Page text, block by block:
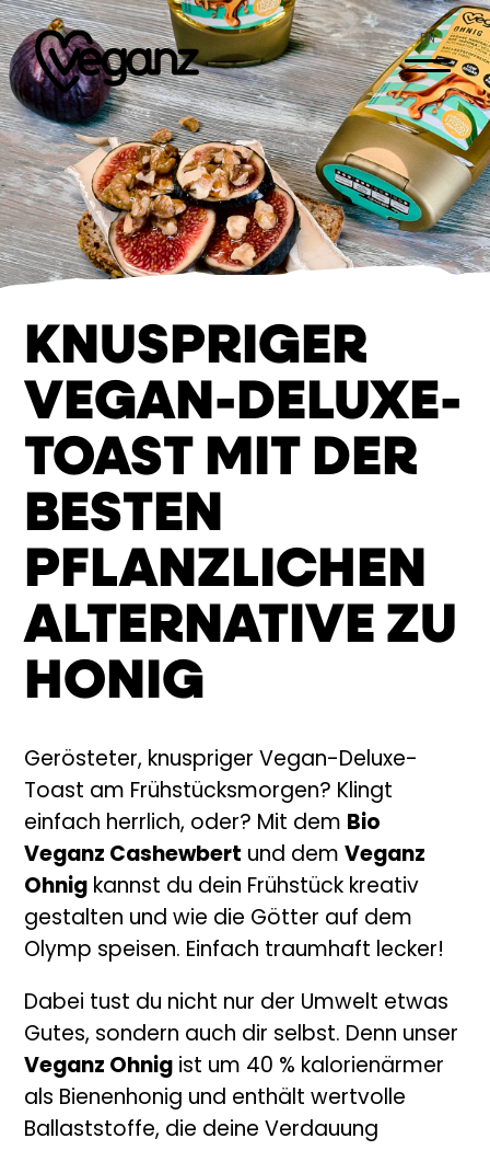
EN
KNUSPRIGER
VEGAN-DELUXE-
TOAST MIT DER
BESTEN
PFLANZLICHEN
ALTERNATIVE ZU
HONIG
Gerösteter, knuspriger Vegan-Deluxe-
Toast am Frühstücksmorgen? Klingt
einfach herrlich, oder? Mit dem Bio
Veganz Cashewbert und dem Veganz
Ohnig kannst du dein Frühstück kreativ
gestalten und wie die Götter auf dem
Olymp speisen. Einfach traumhaft lecker!
Dabei tust du nicht nur der Umwelt etwas
Gutes, sondern auch dir selbst. Denn unser
Veganz Ohnig ist um 40 % kalorienärmer
als Bienenhonig und enthält wertvolle
Ballaststoffe, die deine Verdauung